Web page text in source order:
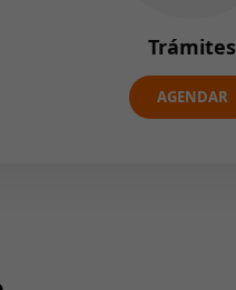
Trámites
AGENDAR